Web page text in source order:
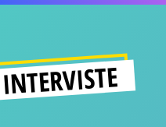
INTERVISTE